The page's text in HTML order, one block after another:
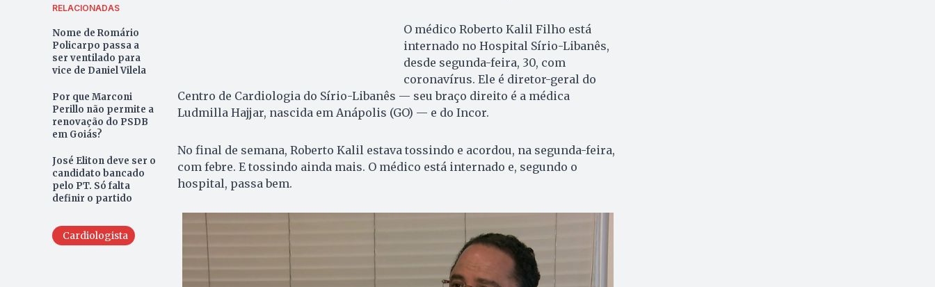
RELACIONADAS
Nome de Romário
Policarpo passa a
ser ventilado para
vice de Daniel Vilela
Por que Marconi
Perillo não permite a
renovação do PSDB
em Goiás?
José Eliton deve ser o
candidato bancado
pelo PT. Só falta
definir o partido
Cardiologista
O médico Roberto Kalil Filho está
internado no Hospital Sírio-Libanês,
desde segunda-feira, 30, com
coronavírus. Ele é diretor-geral do
Centro de Cardiologia do Sírio-Libanês — seu braço direito é a médica
Ludmilla Hajjar, nascida em Anápolis (GO) — e do Incor.
No final de semana, Roberto Kalil estava tossindo e acordou, na segunda-feira,
com febre. E tossindo ainda mais. O médico está internado e, segundo o
hospital, passa bem.